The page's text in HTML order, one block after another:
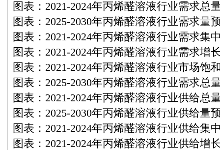
图表：2021-2024年丙烯醛溶液行业需求总
图表：2025-2030年丙烯醛溶液行业需求量
图表：2021-2024年丙烯醛溶液行业需求集
图表：2021-2024年丙烯醛溶液行业需求增
图表：2021-2024年丙烯醛溶液行业市场饱
图表：2025-2030年丙烯醛溶液行业需求总
图表：2021-2024年丙烯醛溶液行业供给总
图表：2025-2030年丙烯醛溶液行业供给量
图表：2021-2024年丙烯醛溶液行业供给集
图表：2021-2024年丙烯醛溶液行业供给增